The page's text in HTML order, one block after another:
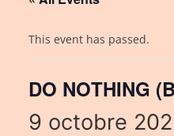
This event has passed.
DO NOTHING
9 octobre